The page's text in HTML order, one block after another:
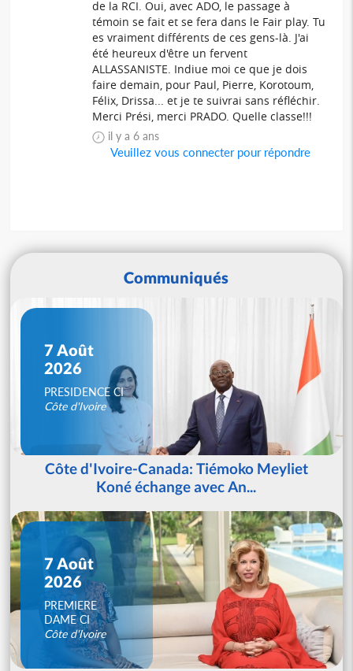
de la RCI. Oui, avec ADO, le passage à
témoin se fait et se fera dans le Fair play. Tu
es vraiment différents de ces gens-là. J'ai
été heureux d'être un fervent
ALLASSANISTE. Indiue moi ce que je dois
faire demain, pour Paul, Pierre, Korotoum,
Félix, Drissa... et je te suivrai sans réfléchir.
Merci Prési, merci PRADO. Quelle classe!!!
il y a 6 ans
Veuillez vous connecter pour répondre
Communiqués
7 Août
2026
PRESIDENCE CI
Côte d'Ivoire
Côte d'Ivoire-Canada: Tiémoko Meyliet
Koné échange avec An...
7 Août
2026
PREMIERE
DAME CI
Côte d'Ivoire